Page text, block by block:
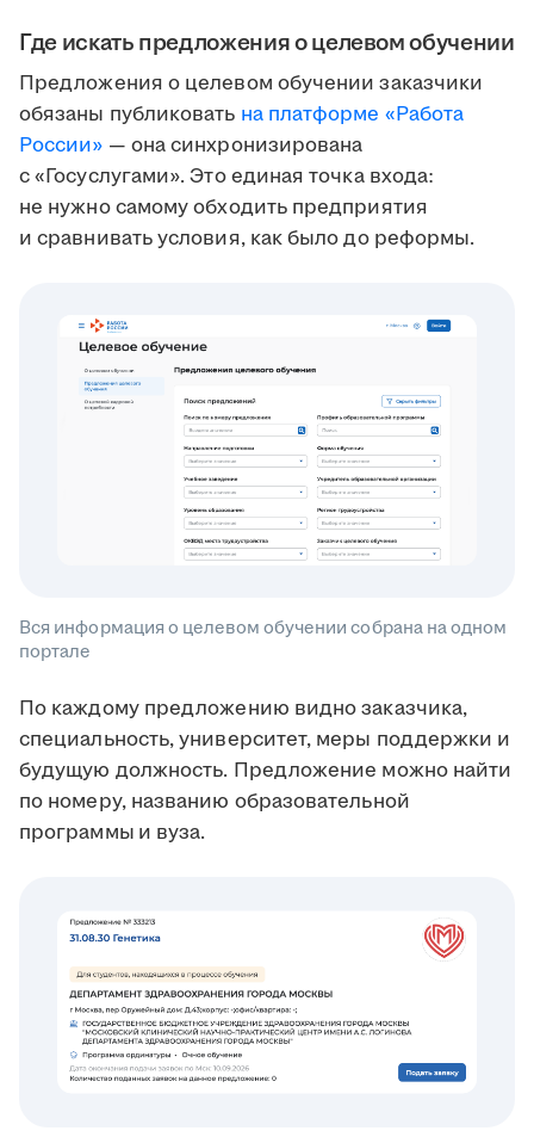
Где искать предложения о целевом обучении
Предложения о целевом обучении заказчики
обязаны публиковать на платформе «Работа
России» — она синхронизирована
с «Госуслугами». Это единая точка входа:
не нужно самому обходить предприятия
и сравнивать условия, как было до реформы.
Вся информация о целевом обучении собрана на одном
портале
По каждому предложению видно заказчика,
специальность, университет, меры поддержки и
будущую должность. Предложение можно найти
по номеру, названию образовательной
программы и вуза.